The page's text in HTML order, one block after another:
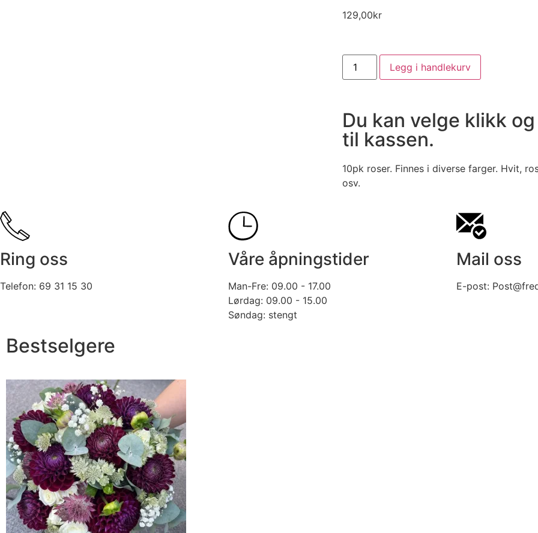
129,00kr
Legg i handlekurv
Du kan velge klikk
til kassen.
10pk roser. Finnes i diverse farger. Hvit,
osv.
Ring oss
Telefon: 69 31 15 30
Våre åpningstider
Man-Fre: 09.00 - 17.00
Lørdag: 09.00 - 15.00
Søndag: stengt
Mail oss
E-post:
Bestselgere